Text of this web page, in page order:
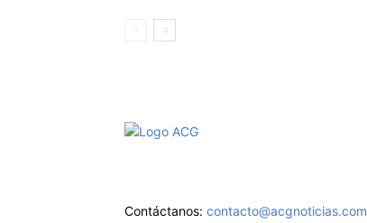
Contáctanos: contacto@acgnoticias.com